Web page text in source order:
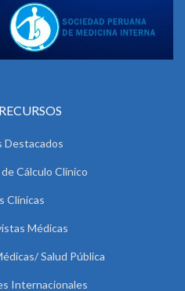
Destacados
Cálculo Clínico
Clínicas
Médicas
Salud Pública
Internacionales